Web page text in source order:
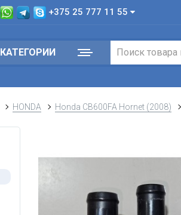
+375 25 777 11 55
КАТЕГОРИИ
HONDA Honda CB600FA Hornet (2008)